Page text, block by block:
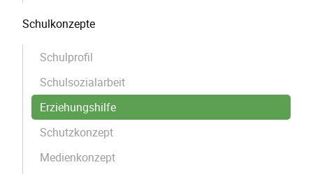
Schulkonzepte
Schulprofil
Schulsozialarbeit
Erziehungshilfe
Schutzkonzept
Medienkonzept